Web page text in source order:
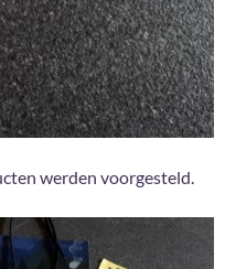
werden voorgesteld.